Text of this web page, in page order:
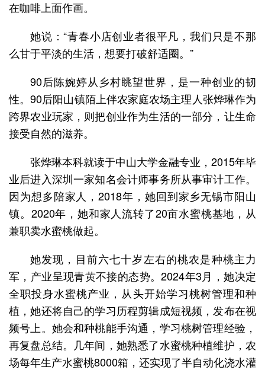
在咖啡上面作画。
她说：“青春小店创业者很平凡，我们只是不那
么甘于平淡的生活，想要打破舒适圈。”
90后陈婉婷从乡村眺望世界，是一种创业的韧
性。90后阳山镇陌上伴农家庭农场主理人张烨琳作为
跨界农业玩家，则把创业作为生活的一部分，让生命
接受自然的滋养。
张烨琳本科就读于中山大学金融专业，2015年毕
业后进入深圳一家知名会计师事务所从事审计工作。
因为想多陪家人，2018年，她回到家乡无锡市阳山
镇。2020年，她和家人流转了20亩水蜜桃基地，从
兼职卖水蜜桃做起。
她发现，目前六七十岁左右的桃农是种桃主力
军，产业呈现青黄不接的态势。2024年3月，她决定
全职投身水蜜桃产业，从头开始学习桃树管理和种
植，她还将自己的学习历程剪辑成短视频，发布在视
频号上。她会和种桃能手沟通，学习桃树管理经验，
再复盘总结。几年间，她熟悉了水蜜桃种植维护，农
场每年生产水蜜桃8000箱，还实现了半自动化浇水灌